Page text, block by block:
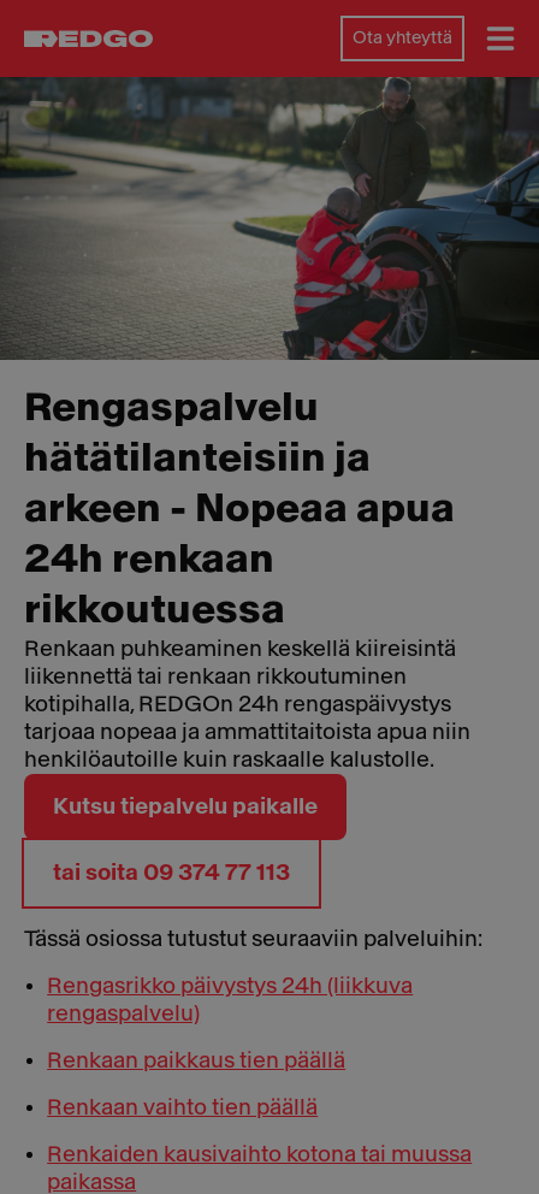
Ota yhteyttä
Rengaspalvelu
hätätilanteisiin ja
arkeen - Nopeaa apua
24h renkaan
rikkoutuessa
Renkaan puhkeaminen keskellä kiireisintä
liikennettä tai renkaan rikkoutuminen
kotipihalla, REDGOn 24h rengaspäivystys
tarjoaa nopeaa ja ammattitaitoista apua niin
henkilöautoille kuin raskaalle kalustolle.
Kutsu tiepalvelu paikalle
tai soita 09 374 77 113
Tässä osiossa tutustut seuraaviin palveluihin:
Rengasrikko päivystys 24h (liikkuva
rengaspalvelu)
Renkaan paikkaus tien päällä
Renkaan vaihto tien päällä
Renkaiden kausivaihto kotona tai muussa
paikassa